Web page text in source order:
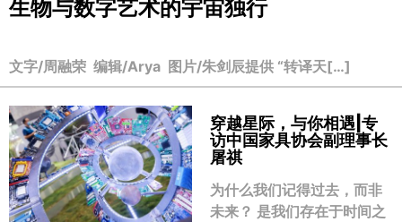
生物与数字艺术的宇宙独行
文字/周融荣 编辑/Arya 图片/朱剑辰提供 “转译天[…]
穿越星际，与你相遇|专
访中国家具协会副理事长
屠祺
为什么我们记得过去，而非
未来？ 是我们存在于时间之